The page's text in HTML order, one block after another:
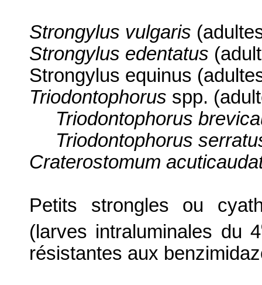
Strongylus vulgaris
Strongylus edentatus
Strongylus equinus
Triodontophorus spp.
Triodontophorus
Triodontophorus
Craterostomum
Petits strongles ou
(larves intraluminales du 4
résistantes aux